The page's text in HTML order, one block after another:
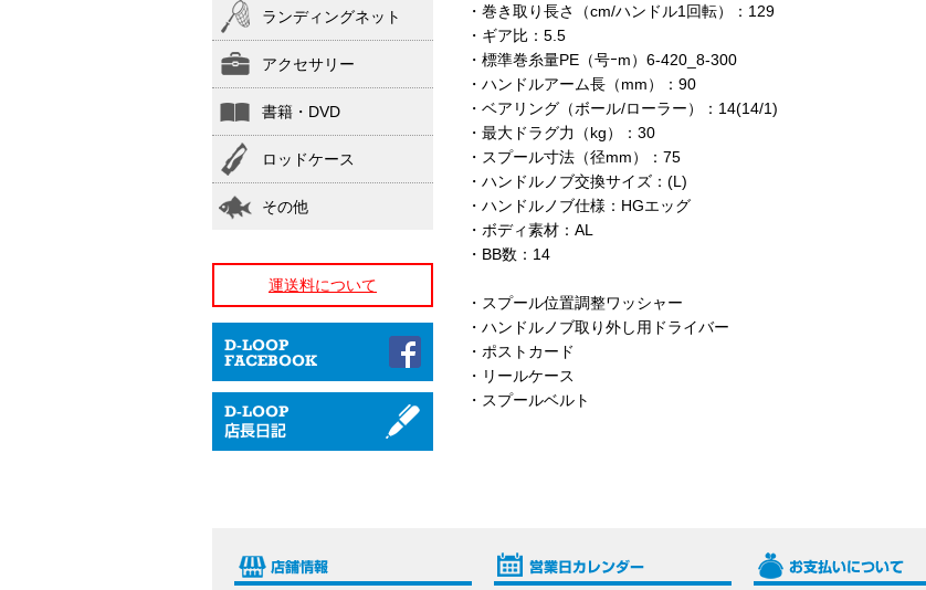
・巻き取り長さ（cm/ハンドル1回転）：129
・ギア比：5.5
・標準巻糸量PE（号ｰm）6-420_8-300
・ハンドルアーム長（mm）：90
・ベアリング（ボール/ローラー）：14(14/1)
・最大ドラグ力（kg）：30
・スプール寸法（径mm）：75
・ハンドルノブ交換サイズ：(L)
・ハンドルノブ仕様：HGエッグ
・ボディ素材：AL
・BB数：14
・スプール位置調整ワッシャー
・ハンドルノブ取り外し用ドライバー
・ポストカード
・リールケース
・スプールベルト
ランディングネット
アクセサリー
書籍・DVD
ロッドケース
その他
運送料について